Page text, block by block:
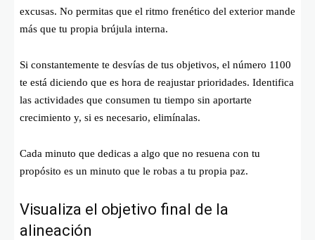
excusas. No permitas que el ritmo frenético del exterior mande
más que tu propia brújula interna.
Si constantemente te desvías de tus objetivos, el número 1100
te está diciendo que es hora de reajustar prioridades. Identifica
las actividades que consumen tu tiempo sin aportarte
crecimiento y, si es necesario, elimínalas.
Cada minuto que dedicas a algo que no resuena con tu
propósito es un minuto que le robas a tu propia paz.
Visualiza el objetivo final de la
alineación